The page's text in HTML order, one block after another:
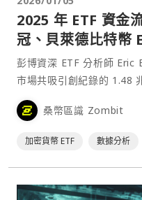
2025 年 ETF 資金
冠、貝萊德比特幣
彭博資深 ETF 分析師 Eric
市場共吸引創紀錄的 1.48
約 60 億美元，較 2024 年
Vanguard 標普 500 ETF（
桑幣區識 Zombit
加密貨幣 ETF 數據分析